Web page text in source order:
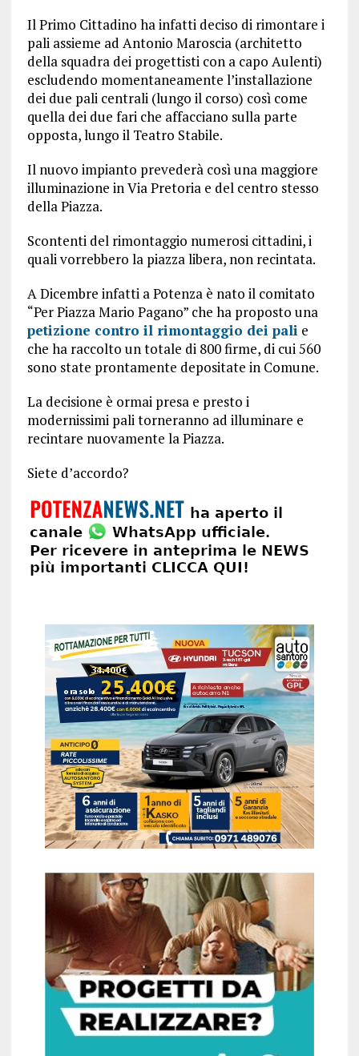
Il Primo Cittadino ha infatti deciso di rimontare i
pali assieme ad Antonio Maroscia (architetto
della squadra dei progettisti con a capo Aulenti)
escludendo momentaneamente l’installazione
dei due pali centrali (lungo il corso) così come
quella dei due fari che affacciano sulla parte
opposta, lungo il Teatro Stabile.
Il nuovo impianto prevederà così una maggiore
illuminazione in Via Pretoria e del centro stesso
della Piazza.
Scontenti del rimontaggio numerosi cittadini, i
quali vorrebbero la piazza libera, non recintata.
A Dicembre infatti a Potenza è nato il comitato
“Per Piazza Mario Pagano” che ha proposto una
petizione contro il rimontaggio dei pali e
che ha raccolto un totale di 800 firme, di cui 560
sono state prontamente depositate in Comune.
La decisione è ormai presa e presto i
modernissimi pali torneranno ad illuminare e
recintare nuovamente la Piazza.
Siete d’accordo?